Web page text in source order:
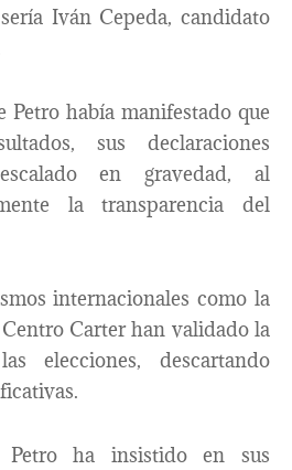
Iván Cepeda, candidato
Petro había manifestado que
sus declaraciones
en gravedad, al
la transparencia del
internacionales como la
Carter han validado la
elecciones, descartando
ha insistido en sus